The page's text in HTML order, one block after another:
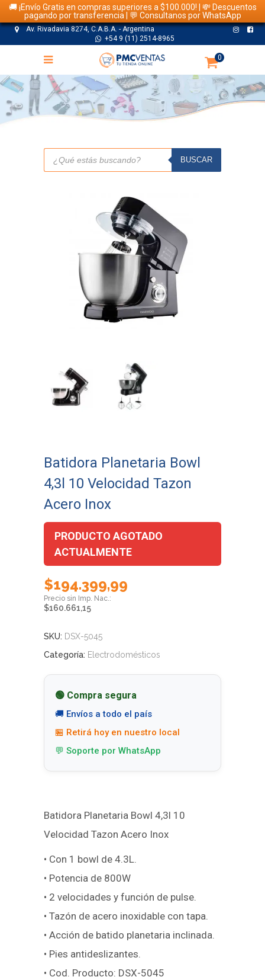
🚚 ¡Envío Gratis en compras superiores a $100.000! | 💸 Descuentos
pagando por transferencia | 💬 Consultanos por WhatsApp
Av. Rivadavia 8274, C.A.B.A. - Argentina
+54 9 (11) 2514-8965
0
TIENDA
Búsqueda
productos
BUSCAR
Batidora Planetaria Bowl
4,3l 10 Velocidad Tazon
Acero Inox
PRODUCTO AGOTADO
ACTUALMENTE
$194.399,99
$160.661,15
SKU: DSX-5045
Categoría: Electrodomésticos
🟢 Compra segura
🚚 Envíos a todo el país
🏪 Retirá hoy en nuestro local
💬 Soporte por WhatsApp
Batidora Planetaria Bowl 4,3l 10
Velocidad Tazon Acero Inox
• Con 1 bowl de 4.3L.
• Potencia de 800W
• 2 velocidades y función de pulse.
• Tazón de acero inoxidable con tapa.
• Acción de batido planetaria inclinada.
• Pies antideslizantes.
• Cod. Producto: DSX-5045